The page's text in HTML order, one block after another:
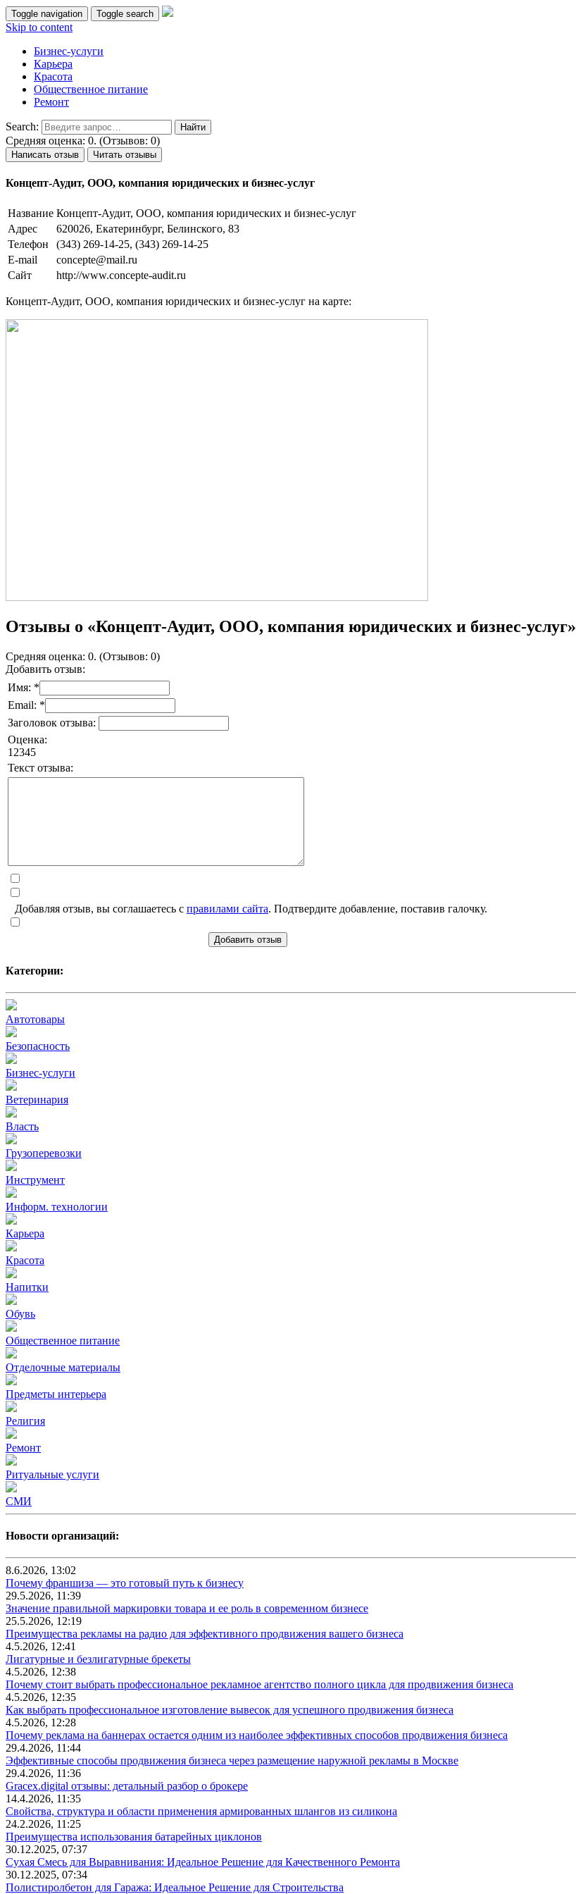
Toggle navigation Toggle search
Skip to content
Бизнес-услуги
Карьера
Красота
Общественное питание
Ремонт
Search:
Средняя оценка: 0. (Отзывов: 0)
Написать отзыв Читать отзывы
Концепт-Аудит, ООО, компания юридических и бизнес-услуг
Название Концепт-Аудит, ООО, компания юридических и бизнес-услуг
Адрес
620026, Екатеринбург, Белинского, 83
Телефон
(343) 269-14-25, (343) 269-14-25
E-mail
concepte@mail.ru
Сайт
http://www.concepte-audit.ru
Концепт-Аудит, ООО, компания юридических и бизнес-услуг на карте:
Отзывы о «Концепт-Аудит, ООО, компания юридических и бизнес-услуг»
Средняя оценка: 0. (Отзывов: 0)
Добавить отзыв:
Имя: *
Email: *
Заголовок отзыва:
Оценка:
1 2345
Текст отзыва:
Добавляя отзыв, вы соглашаетесь с правилами сайта. Подтвердите добавление, поставив галочку.
Добавить отзыв
Категории:
Автотовары
Безопасность
Бизнес-услуги
Ветеринария
Власть
Грузоперевозки
Инструмент
Информ. технологии
Карьера
Красота
Напитки
Обувь
Общественное питание
Отделочные материалы
Предметы интерьера
Религия
Ремонт
Ритуальные услуги
СМИ
Новости организаций:
8.6.2026, 13:02
Почему франшиза — это готовый путь к бизнесу
29.5.2026, 11:39
Значение правильной маркировки товара и ее роль в современном бизнесе
25.5.2026, 12:19
Преимущества рекламы на радио для эффективного продвижения вашего бизнеса
4.5.2026, 12:41
Лигатурные и безлигатурные брекеты
4.5.2026, 12:38
Почему стоит выбрать профессиональное рекламное агентство полного цикла для продвижения бизнеса
4.5.2026, 12:35
Как выбрать профессиональное изготовление вывесок для успешного продвижения бизнеса
4.5.2026, 12:28
Почему реклама на баннерах остается одним из наиболее эффективных способов продвижения бизнеса
29.4.2026, 11:44
Эффективные способы продвижения бизнеса через размещение наружной рекламы в Москве
29.4.2026, 11:36
Gracex.digital отзывы: детальный разбор о брокере
14.4.2026, 11:35
Свойства, структура и области применения армированных шлангов из силикона
24.2.2026, 11:25
Преимущества использования батарейных циклонов
30.12.2025, 07:37
Сухая Смесь для Выравнивания: Идеальное Решение для Качественного Ремонта
30.12.2025, 07:34
Полистиролбетон для Гаража: Идеальное Решение для Строительства